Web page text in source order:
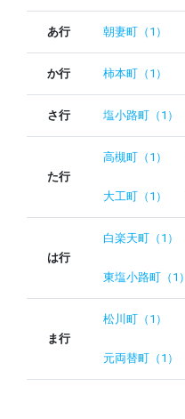
あ行 朝妻町（1）
か行 柿本町（1）
さ行 塩小路町（1）
た行
高槻町（1）
大工町（1）
は行
白楽天町（1）
東塩小路町（1）
ま行
松川町（1）
元両替町（1）